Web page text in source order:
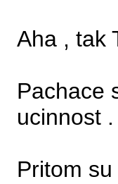
Aha , tak
Pachace
ucinnost .
Pritom